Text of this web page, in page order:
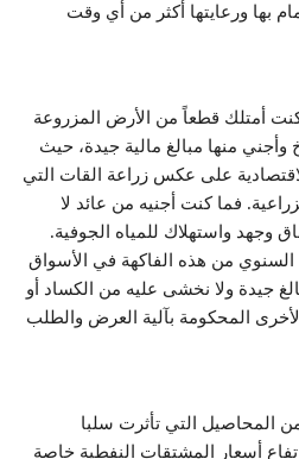
بها ورعايتها أكثر من أي وقت
أمتلك قطعاً من الأرض المزروعة
وأجني منها مبالغ مالية جيدة، حيث
على عكس زراعة القات التي
فما كنت أجنيه من عائد لا
وجهد واستهلاك للمياه الجوفية.
من هذه الفاكهة في الأسواق
جيدة ولا نخشى عليه من الكساد أو
المحكومة بآلية العرض والطلب
المحاصيل التي تأثرت سلبا
أسعار المشتقات النفطية خاصة